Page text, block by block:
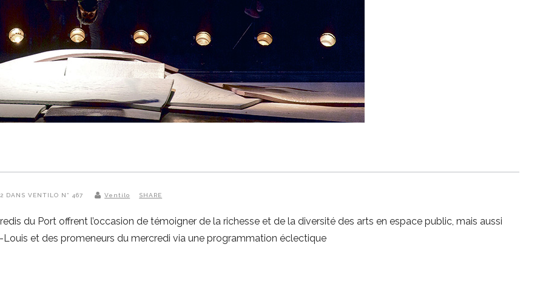
DANS VENTILO N° 467 Ventilo SHARE
du Port offrent l’occasion de témoigner de la richesse et de la diversité des arts en espace public, mais aussi
et des promeneurs du mercredi via une programmation éclectique